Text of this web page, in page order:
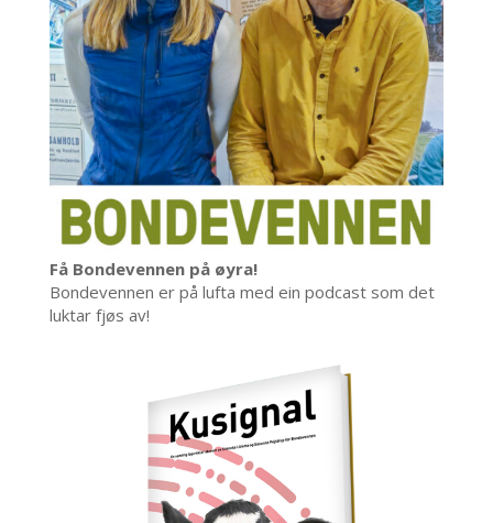
Få Bondevennen på øyra!
Bondevennen er på lufta med ein podcast som det
luktar fjøs av!